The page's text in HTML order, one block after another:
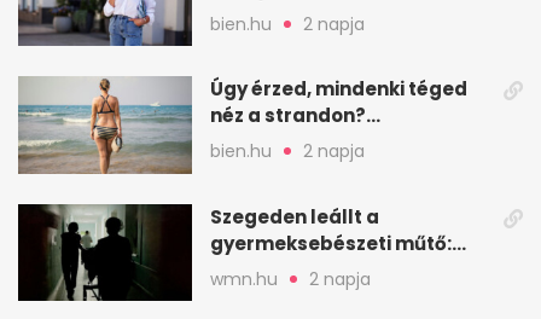
ami karaktert ad
bien.hu 2 napja
Úgy érzed, mindenki téged
néz a strandon?
Pszichológusok szerint más
áll a háttérben
bien.hu 2 napja
Szegeden leállt a
gyermeksebészeti műtő:
elfogytak a tartalékok
wmn.hu 2 napja